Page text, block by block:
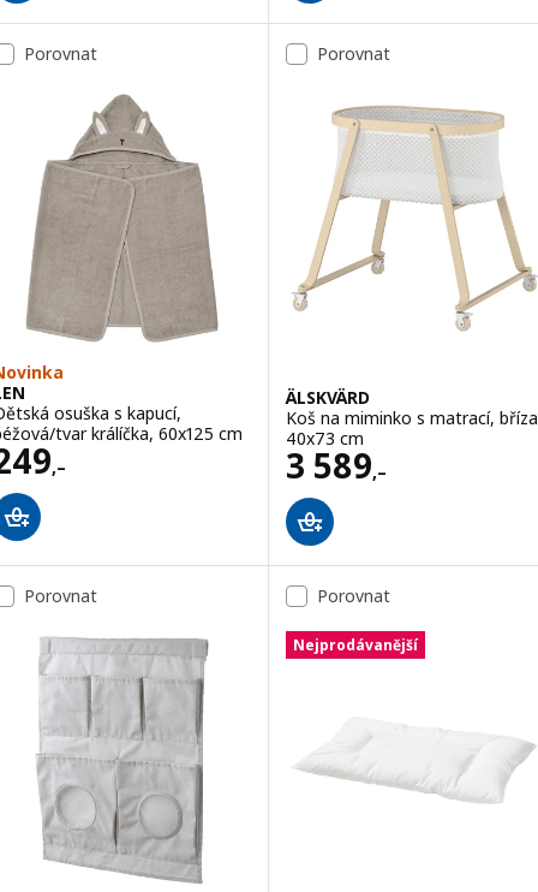
Porovnat
osuška s kapucí,
tvar králíčka, 60x125 cm
,– 249,–
Porovnat
ÄLSKVÄRD
Koš na miminko s matrací,
40x73 cm
3 589,–
Cena 3589,–
Porovnat Porovnat
Nejprodávanější